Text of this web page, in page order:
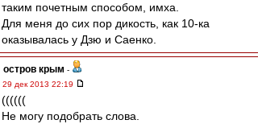
таким почетным способом, имха.
Для меня до сих пор дикость, как 10-ка
оказывалась у Дзю и Саенко.
остров крым -
29 дек 2013 22:19
((((((
Не могу подобрать слова.